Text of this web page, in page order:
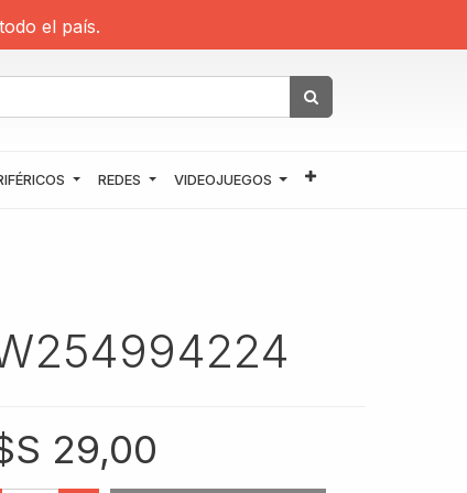
el país.
REDES VIDEOJUEGOS
29,00